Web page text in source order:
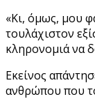
«Κι, όμως, μου
τουλάχιστον
κληρονομιά να
Εκείνος
ανθρώπου που